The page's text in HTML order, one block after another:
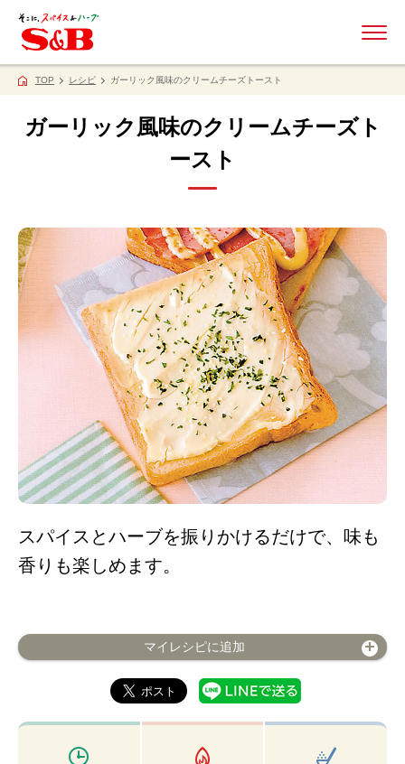
TOP レシピ ガーリック風味のクリームチーズトースト
ガーリック風味のクリームチーズト
ースト
スパイスとハーブを振りかけるだけで、味も
香りも楽しめます。
マイレシピに追加